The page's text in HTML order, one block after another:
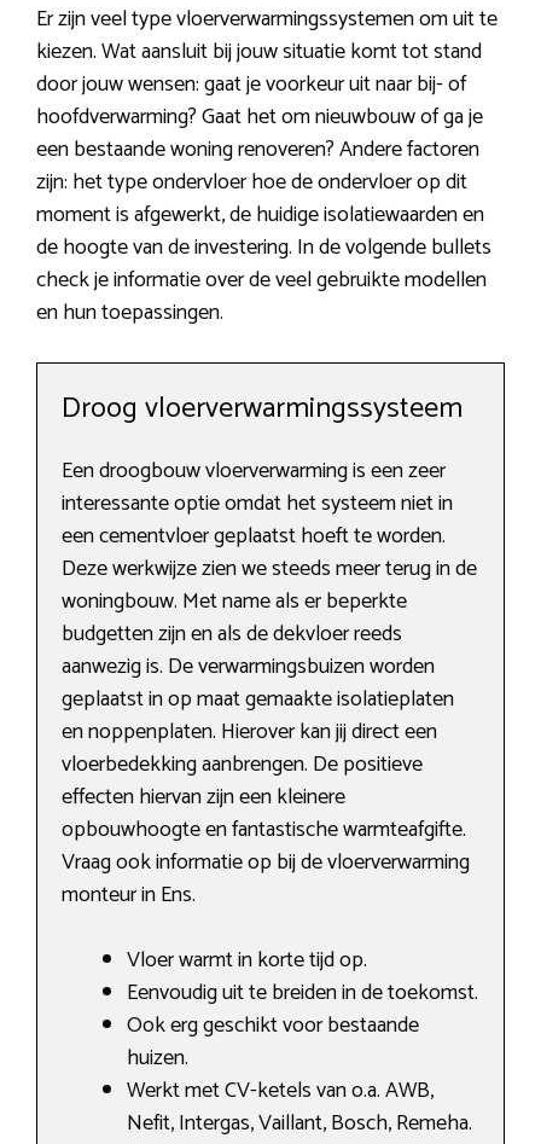
Er zijn veel type vloerverwarmingssystemen om uit te
kiezen. Wat aansluit bij jouw situatie komt tot stand
door jouw wensen: gaat je voorkeur uit naar bij- of
hoofdverwarming? Gaat het om nieuwbouw of ga je
een bestaande woning renoveren? Andere factoren
zijn: het type ondervloer hoe de ondervloer op dit
moment is afgewerkt, de huidige isolatiewaarden en
de hoogte van de investering. In de volgende bullets
check je informatie over de veel gebruikte modellen
en hun toepassingen.
Droog vloerverwarmingssysteem
Een droogbouw vloerverwarming is een zeer
interessante optie omdat het systeem niet in
een cementvloer geplaatst hoeft te worden.
Deze werkwijze zien we steeds meer terug in de
woningbouw. Met name als er beperkte
budgetten zijn en als de dekvloer reeds
aanwezig is. De verwarmingsbuizen worden
geplaatst in op maat gemaakte isolatieplaten
en noppenplaten. Hierover kan jij direct een
vloerbedekking aanbrengen. De positieve
effecten hiervan zijn een kleinere
opbouwhoogte en fantastische warmteafgifte.
Vraag ook informatie op bij de vloerverwarming
monteur in Ens.
Vloer warmt in korte tijd op.
Eenvoudig uit te breiden in de toekomst.
Ook erg geschikt voor bestaande
huizen.
Werkt met CV-ketels van o.a. AWB,
Nefit, Intergas, Vaillant, Bosch, Remeha.